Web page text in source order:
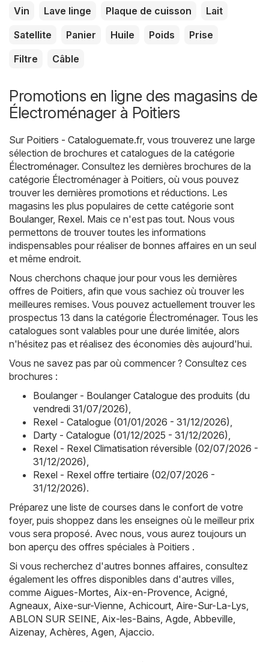
Vin
Lave linge Plaque de cuisson
Lait
Satellite
Panier Huile Poids
Prise
Filtre
Câble
Promotions en ligne des magasins de
Électroménager à Poitiers
Sur Poitiers - Cataloguemate.fr, vous trouverez une large
sélection de brochures et catalogues de la catégorie
Électroménager. Consultez les dernières brochures de la
catégorie Électroménager à Poitiers, où vous pouvez
trouver les dernières promotions et réductions. Les
magasins les plus populaires de cette catégorie sont
Boulanger, Rexel. Mais ce n'est pas tout. Nous vous
permettons de trouver toutes les informations
indispensables pour réaliser de bonnes affaires en un seul
et même endroit.
Nous cherchons chaque jour pour vous les dernières
offres de Poitiers, afin que vous sachiez où trouver les
meilleures remises. Vous pouvez actuellement trouver les
prospectus 13 dans la catégorie Électroménager. Tous les
catalogues sont valables pour une durée limitée, alors
n'hésitez pas et réalisez des économies dès aujourd'hui.
Vous ne savez pas par où commencer ? Consultez ces
brochures :
Boulanger - Boulanger Catalogue des produits (du
vendredi 31/07/2026)
Rexel - Catalogue (01/01/2026 - 31/12/2026)
Darty - Catalogue (01/12/2025 - 31/12/2026)
Rexel - Rexel Climatisation réversible (02/07/2026 -
31/12/2026)
Rexel - Rexel offre tertiaire (02/07/2026 -
31/12/2026).
Préparez une liste de courses dans le confort de votre
foyer, puis shoppez dans les enseignes où le meilleur prix
vous sera proposé. Avec nous, vous aurez toujours un
bon aperçu des offres spéciales à Poitiers .
Si vous recherchez d'autres bonnes affaires, consultez
également les offres disponibles dans d'autres villes,
comme Aigues-Mortes Aix-en-Provence Acigné
Agneaux Aixe-sur-Vienne Achicourt Aire-Sur-La-Lys
ABLON SUR SEINE Aix-les-Bains Agde Abbeville
Aizenay, Achères Agen Ajaccio.